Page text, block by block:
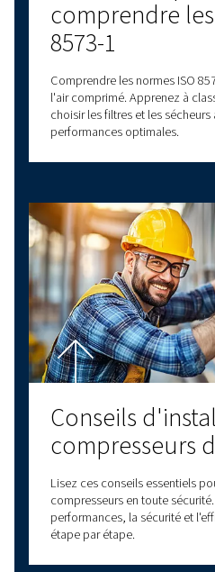
support
questions !
Nous contacter!
Explorez
DERNIERS BLOGS
COMPRESSEURS À
PRINCIPES DE BASE